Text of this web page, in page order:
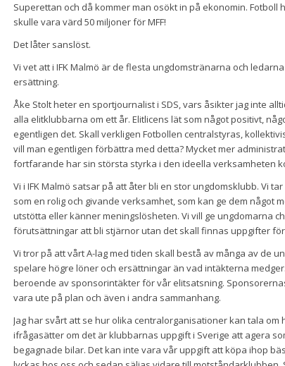
Superettan och då kommer man osökt in på ekonomin. Fotboll
skulle vara värd 50 miljoner för MFF!
Det låter sanslöst.
Vi vet att i IFK Malmö är de flesta ungdomstränarna och
ersättning.
Åke Stolt heter en sportjournalist i SDS, vars åsikter jag inte
alla elitklubbarna om ett år. Elitlicens lät som något positivt,
egentligen det. Skall verkligen Fotbollen centralstyras,
vill man egentligen förbättra med detta? Mycket mer
fortfarande har sin största styrka i den ideella verksamheten
Vi i IFK Malmö satsar på att åter bli en stor ungdomsklubb. Vi
som en rolig och givande verksamhet, som kan ge dem något
utstötta eller känner meningslösheten. Vi vill ge ungdomarna
förutsättningar att bli stjärnor utan det skall finnas uppgifter
Vi tror på att vårt A-lag med tiden skall bestå av många av de
spelare högre löner och ersättningar än vad intäkterna
beroende av sponsorintäkter för vår elitsatsning.
vara ute på plan och även i andra sammanhang.
Jag har svårt att se hur olika centralorganisationer kan tala
ifrågasätter om det är klubbarnas uppgift i Sverige att agera
begagnade bilar. Det kan inte vara vår uppgift att köpa ihop